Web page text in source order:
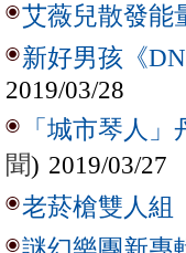
艾薇兒散發能
新好男孩《
2019/03/28
「城市琴人
聞) 2019/03/27
老菸槍雙人組